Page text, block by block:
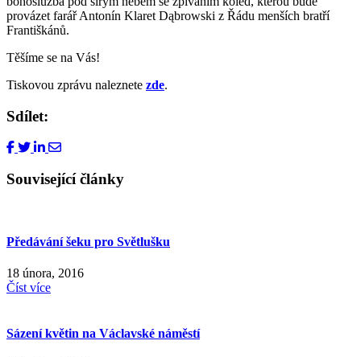
provázet farář Antonín Klaret Dąbrowski z Řádu menších bratří
Františkánů.
Těšíme se na Vás!
Tiskovou zprávu naleznete zde.
Sdílet:
Související články
Předávání šeku pro Světlušku
18 února, 2016
Číst více
Sázení květin na Václavské náměstí